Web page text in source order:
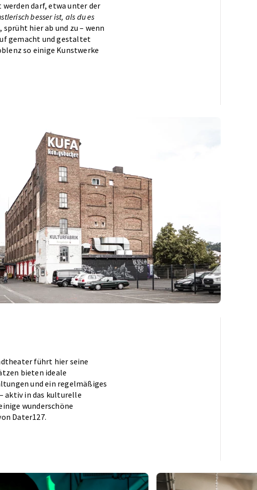
darf, etwa unter der
besser ist, als du es
hier ab und zu – wenn
gemacht und gestaltet
so einige Kunstwerke
führt hier seine
bieten ideale
und ein regelmäßiges
aktiv in das kulturelle
wunderschöne
Dater127.